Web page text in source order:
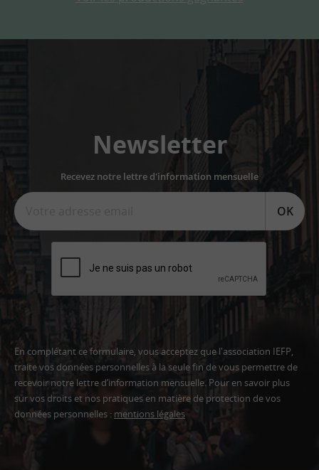
Newsletter
Recevez notre lettre d'information mensuelle
OK
En complétant ce formulaire, vous acceptez que l'association IEFP,
traite vos données personnelles à la seule fin de vous permettre de
recevoir notre lettre d’information mensuelle. Pour en savoir plus
sur vos droits et nos pratiques en matière de protection de vos
données personnelles : mentions légales
Adresse